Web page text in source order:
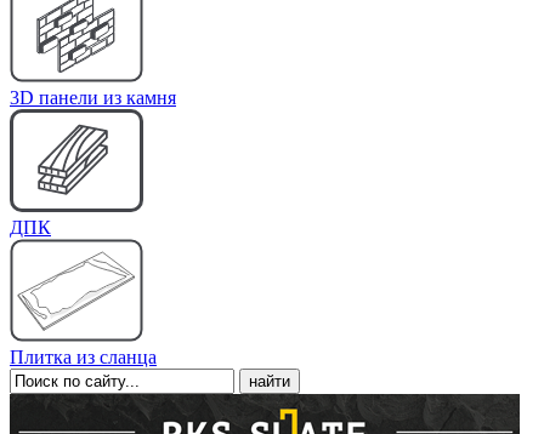
3D панели из камня
ДПК
Плитка из сланца